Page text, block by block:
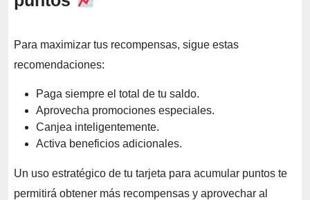
Para maximizar tus recompensas, sigue estas
recomendaciones:
Paga siempre el total de tu saldo.
Aprovecha promociones especiales.
Canjea inteligentemente.
Activa beneficios adicionales.
Un uso estratégico de tu tarjeta para acumular puntos te
permitirá obtener más recompensas y aprovechar al